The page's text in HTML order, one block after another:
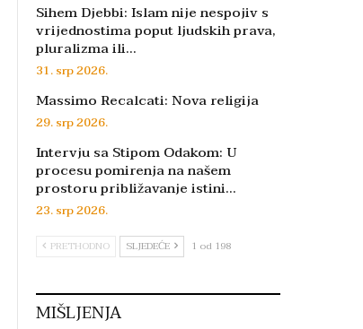
Sihem Djebbi: Islam nije nespojiv s
vrijednostima poput ljudskih prava,
pluralizma ili…
31. srp 2026.
Massimo Recalcati: Nova religija
29. srp 2026.
Intervju sa Stipom Odakom: U
procesu pomirenja na našem
prostoru približavanje istini…
23. srp 2026.
PRETHODNO SLJEDEĆE 1 od 198
MIŠLJENJA